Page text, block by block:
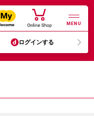
MENU
ログインする